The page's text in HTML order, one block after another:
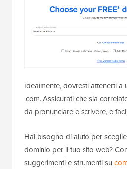
Idealmente, dovresti attenerti a
.com. Assicurati che sia
da pronunciare e scrivere, e
Hai bisogno di aiuto per
dominio per il tuo sito web?
suggerimenti e strumenti su